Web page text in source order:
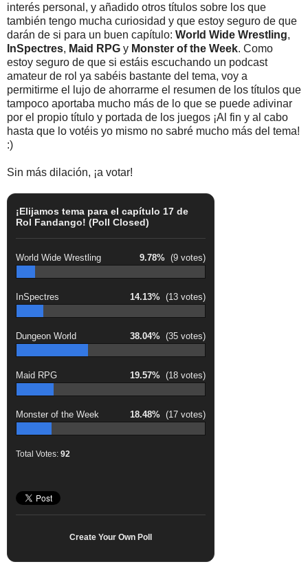
interés personal, y añadido otros títulos sobre los que
también tengo mucha curiosidad y que estoy seguro de que
darán de si para un buen capítulo: World Wide Wrestling,
InSpectres, Maid RPG y Monster of the Week. Como
estoy seguro de que si estáis escuchando un podcast
amateur de rol ya sabéis bastante del tema, voy a
permitirme el lujo de ahorrarme el resumen de los títulos que
tampoco aportaba mucho más de lo que se puede adivinar
por el propio título y portada de los juegos ¡Al fin y al cabo
hasta que lo votéis yo mismo no sabré mucho más del tema!
:)
Sin más dilación, ¡a votar!
¡Elijamos tema para el capítulo 17 de
Rol Fandango! (Poll Closed)
World Wide Wrestling 9.78% (9 votes)
InSpectres 14.13% (13 votes)
Dungeon World 38.04% (35 votes)
Maid RPG 19.57% (18 votes)
Monster of the Week 18.48% (17 votes)
Total Votes: 92
Create Your Own Poll